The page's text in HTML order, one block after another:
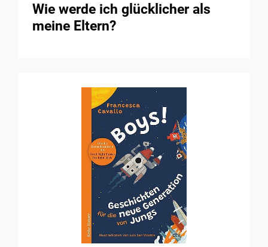
Wie werde ich glücklicher als
meine Eltern?